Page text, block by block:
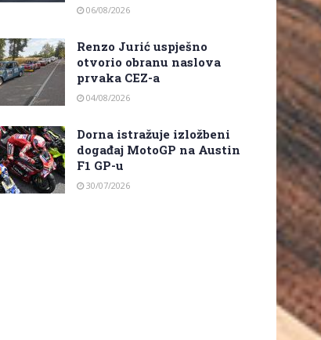
06/08/2026
Renzo Jurić uspješno
otvorio obranu naslova
prvaka CEZ-a
04/08/2026
Dorna istražuje izložbeni
događaj MotoGP na Austin
F1 GP-u
30/07/2026